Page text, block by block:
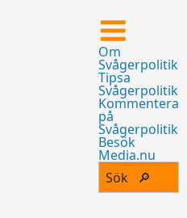
Om
Svågerpolitik
Tipsa
Svågerpolitik
Kommentera
på
Svågerpolitik
Besök
Media.nu